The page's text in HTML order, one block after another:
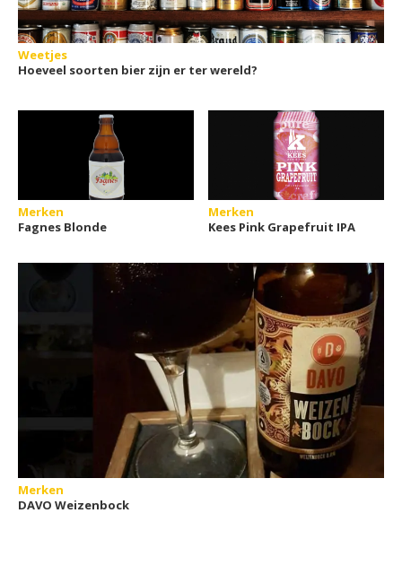
Weetjes
Hoeveel soorten bier zijn er ter wereld?
Merken
Fagnes Blonde
Merken
Kees Pink Grapefruit IPA
Merken
DAVO Weizenbock